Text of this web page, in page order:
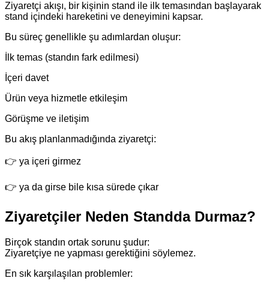
Ziyaretçi akışı, bir kişinin stand ile ilk temasından başlayarak
stand içindeki hareketini ve deneyimini kapsar.
Bu süreç genellikle şu adımlardan oluşur:
İlk temas (standın fark edilmesi)
İçeri davet
Ürün veya hizmetle etkileşim
Görüşme ve iletişim
Bu akış planlanmadığında ziyaretçi:
👉 ya içeri girmez
👉 ya da girse bile kısa sürede çıkar
Ziyaretçiler Neden Standda Durmaz?
Birçok standın ortak sorunu şudur:
Ziyaretçiye ne yapması gerektiğini söylemez.
En sık karşılaşılan problemler: